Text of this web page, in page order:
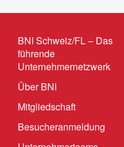
BNI Schweiz/FL – Das
führende
Unternehmernetzwerk
Über BNI
Mitgliedschaft
Besucheranmeldung